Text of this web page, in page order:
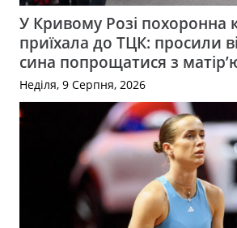
У Кривому Розі похоронна
приїхала до ТЦК: просили
сина попрощатися з
Неділя, 9 Серпня, 2026